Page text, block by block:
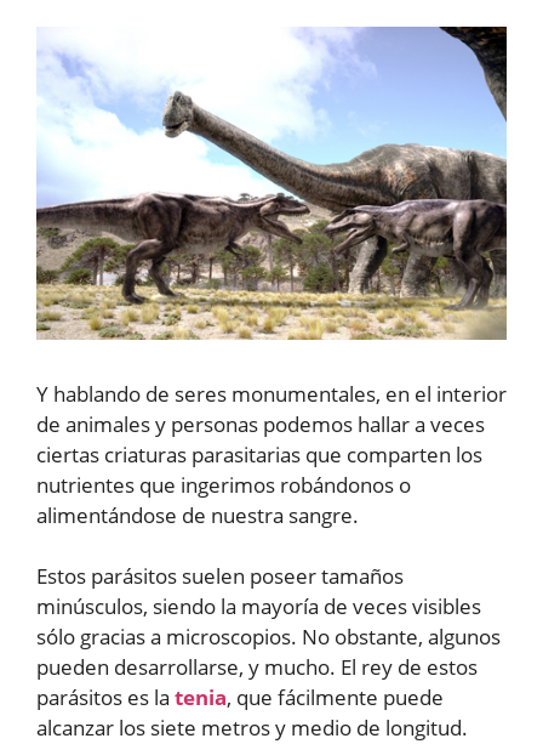
Y hablando de seres monumentales, en el interior
de animales y personas podemos hallar a veces
ciertas criaturas parasitarias que comparten los
nutrientes que ingerimos robándonos o
alimentándose de nuestra sangre.
Estos parásitos suelen poseer tamaños
minúsculos, siendo la mayoría de veces visibles
sólo gracias a microscopios. No obstante, algunos
pueden desarrollarse, y mucho. El rey de estos
parásitos es la tenia, que fácilmente puede
alcanzar los siete metros y medio de longitud.